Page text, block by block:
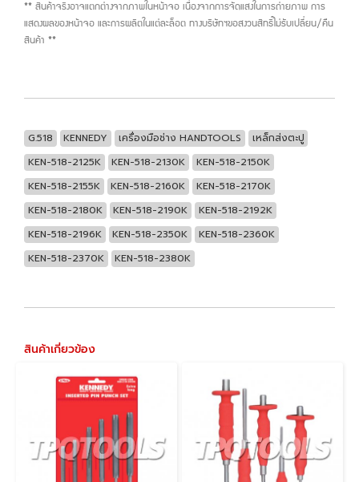
** สินค้าจริงอาจแตกต่างจากภาพในหน้าจอ เนื่องจากการจัดแสงในการถ่ายภาพ การ
แสดงผลของหน้าจอ และการผลิตในแต่ละล็อต ทางบริษัทฯขอสงวนสิทธิ์ไม่รับเปลี่ยน/คืน
สินค้า **
G.518 KENNEDY เครื่องมือช่าง HANDTOOLS
เหล็กส่งตะปู
KEN-518-2125K
KEN-518-2130K
KEN-518-2150K
KEN-518-2155K
KEN-518-2160K
KEN-518-2170K
KEN-518-2180K
KEN-518-2190K
KEN-518-2192K
KEN-518-2196K
KEN-518-2350K
KEN-518-2360K
KEN-518-2370K
KEN-518-2380K
สินค้าเกี่ยวข้อง